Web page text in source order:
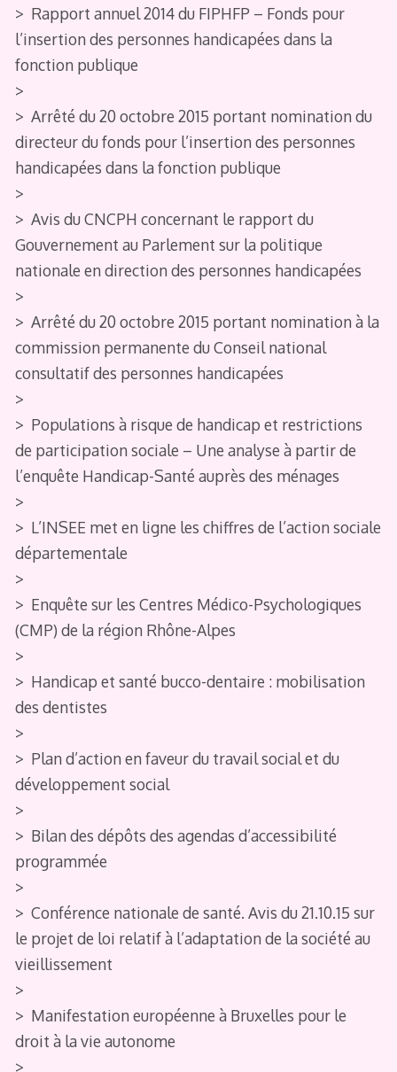
> Rapport annuel 2014 du FIPHFP – Fonds pour
l’insertion des personnes handicapées dans la
fonction publique
>
> Arrêté du 20 octobre 2015 portant nomination du
directeur du fonds pour l’insertion des personnes
handicapées dans la fonction publique
>
> Avis du CNCPH concernant le rapport du
Gouvernement au Parlement sur la politique
nationale en direction des personnes handicapées
>
> Arrêté du 20 octobre 2015 portant nomination à la
commission permanente du Conseil national
consultatif des personnes handicapées
>
> Populations à risque de handicap et restrictions
de participation sociale – Une analyse à partir de
l’enquête Handicap-Santé auprès des ménages
>
> L’INSEE met en ligne les chiffres de l’action sociale
départementale
>
> Enquête sur les Centres Médico-Psychologiques
(CMP) de la région Rhône-Alpes
>
> Handicap et santé bucco-dentaire : mobilisation
des dentistes
>
> Plan d’action en faveur du travail social et du
développement social
>
> Bilan des dépôts des agendas d’accessibilité
programmée
>
> Conférence nationale de santé. Avis du 21.10.15 sur
le projet de loi relatif à l’adaptation de la société au
vieillissement
>
> Manifestation européenne à Bruxelles pour le
droit à la vie autonome
>